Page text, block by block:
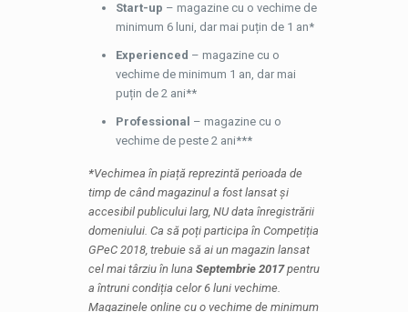
Start-up – magazine cu o vechime de
minimum 6 luni, dar mai puțin de 1 an*
Experienced – magazine cu o
vechime de minimum 1 an, dar mai
puțin de 2 ani**
Professional – magazine cu o
vechime de peste 2 ani***
*Vechimea în piață reprezintă perioada de
timp de când magazinul a fost lansat și
accesibil publicului larg, NU data înregistrării
domeniului. Ca să poți participa în Competiția
GPeC 2018, trebuie să ai un magazin lansat
cel mai târziu în luna Septembrie 2017pentru
a întruni condiția celor 6 luni vechime.
Magazinele online cu o vechime de minimum